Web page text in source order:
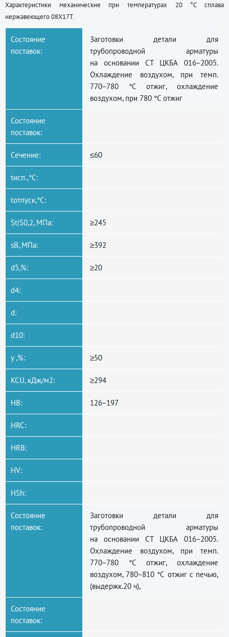
Характеристики механические при температурах 20 °C сплава
нержавеющего 08Х17Т.
Состояние
поставок:
Заготовки детали для
трубопроводной арматуры
на основании СТ ЦКБА 016−2005.
Охлаждение воздухом, при темп.
770−780 °С отжиг, охлаждение
воздухом, при 780 °C отжиг
Состояние
поставок:
Сечение: ≤60
tисп.,°C:
tотпуск,°C:
St|S0,2, МПа: ≥245
sB, МПа: ≥392
d5,%: ≥20
d4:
d:
d10:
y ,%: ≥50
KCU, кДж/м2: ≥294
HB: 126−197
HRC:
HRB:
HV:
HSh:
Состояние
поставок:
Заготовки детали для
трубопроводной арматуры
на основании СТ ЦКБА 016−2005.
Охлаждение воздухом, при темп.
770−780 °С отжиг, охлаждение
воздухом, 780−810 °С отжиг с печью,
(выдержк.20 ч),
Состояние
поставок: